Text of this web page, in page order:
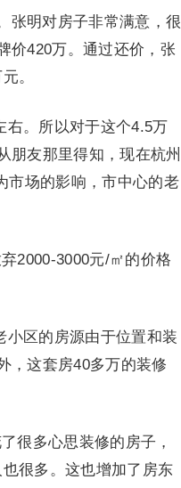
张明对房子非常满意，很
价420万。通过还价，张
。
右。所以对于这个4.5万
朋友那里得知，现在杭州
市场的影响，市中心的老
2000-3000元/㎡的价格
小区的房源由于位置和装
，这套房40多万的装修
很多心思装修的房子，
很多。这也增加了房东